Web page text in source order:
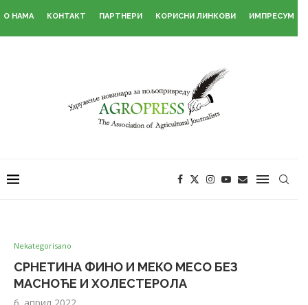
О НАМА КОНТАКТ ПАРТНЕРИ КОРИСНИ ЛИНКОВИ ИМПРЕСУМ
Nekategorisano
СРНЕТИНА ФИНО И МЕКО МЕСО БЕЗ
МАСНОЋЕ И ХОЛЕСТЕРОЛА